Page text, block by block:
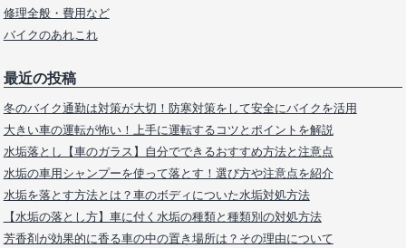
修理全般・費用など
バイクのあれこれ
最近の投稿
冬のバイク通勤は対策が大切！防寒対策をして安全にバイクを活用
大きい車の運転が怖い！上手に運転するコツとポイントを解説
水垢落とし【車のガラス】自分でできるおすすめ方法と注意点
水垢の車用シャンプーを使って落とす！選び方や注意点を紹介
水垢を落とす方法とは？車のボディについた水垢対処方法
【水垢の落とし方】車に付く水垢の種類と種類別の対処方法
芳香剤が効果的に香る車の中の置き場所は？その理由について